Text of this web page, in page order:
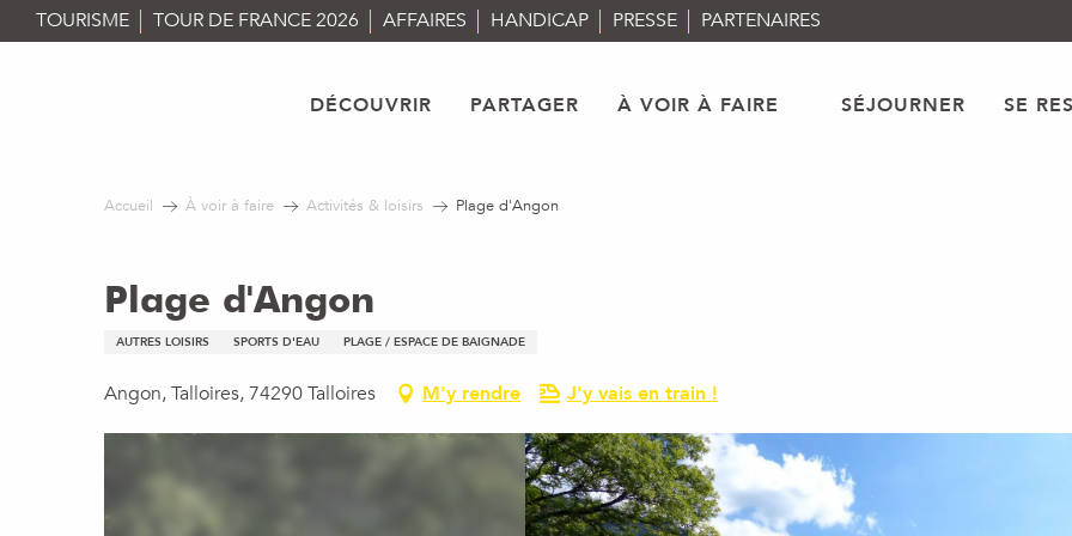
Aller
au
TOURISME TOUR DE FRANCE 2026 AFFAIRES HANDICAP PRESSE PARTENAIRES
DÉCOUVRIR PARTAGER À VOIR À FAIRE SÉJOURNER SE
Accueil À voir à faire Activités & loisirs Plage d'Angon
Plage d'Angon
AUTRES LOISIRS SPORTS D'EAU PLAGE / ESPACE DE BAIGNADE
Angon, Talloires, 74290 Talloires M'y rendre J'y vais en train !